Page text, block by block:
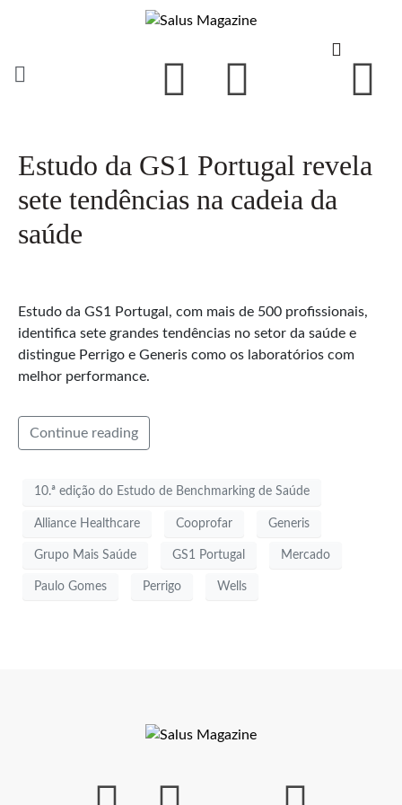
Estudo da GS1 Portugal revela
sete tendências na cadeia da
saúde
Estudo da GS1 Portugal, com mais de 500 profissionais,
identifica sete grandes tendências no setor da saúde e
distingue Perrigo e Generis como os laboratórios com
melhor performance.
Continue reading
10.ª edição do Estudo de Benchmarking de Saúde
Alliance Healthcare Cooprofar Generis
Grupo Mais Saúde GS1 Portugal Mercado
Paulo Gomes Perrigo Wells